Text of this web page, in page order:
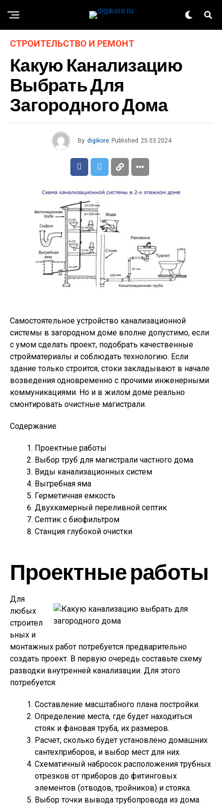
СТРОИТЕЛЬСТВО И РЕМОНТ
Какую Канализацию
Выбрать Для
Загородного Дома
By digikore Published 25.03.2024
Самостоятельное устройство канализационной
системы в загородном доме вполне допустимо, если
с умом сделать проект, подобрать качественные
стройматериалы и соблюдать технологию. Если
здание только строится, стоки закладывают в начале
возведения одновременно с прочими инженерными
коммуникациями. Но и в жилом доме реально
смонтировать очистные магистрали.
Содержание
Проектные работы
Выбор труб для магистрали частного дома
Виды канализационных систем
Выгребная яма
Герметичная емкость
Двухкамерный переливной септик
Септик с биофильтром
Станция глубокой очистки
Проектные работы
Для
любых
строител
ьных и
монтажных работ потребуется предварительно
создать проект. В первую очередь составьте схему
разводки внутренней канализации. Для этого
потребуется:
Составление масштабного плана постройки.
Определение места, где будет находиться
стояк и фановая труба, их размеров.
Расчет, сколько будет установлено домашних
сантехприборов, и выбор мест для них.
Схематичный набросок расположения трубных
отрезков от приборов до фитинговых
элементов (отводов, тройников) и стояка.
Выбор точки вывода трубопровода из дома.